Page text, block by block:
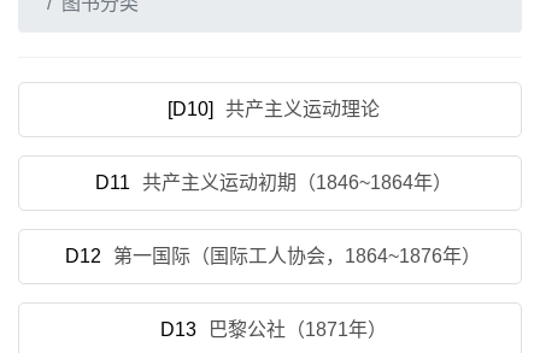
[D10] 共产主义运动理论
D11 共产主义运动初期（1846~1864年）
D12 第一国际（国际工人协会，1864~1876年）
D13 巴黎公社（1871年）